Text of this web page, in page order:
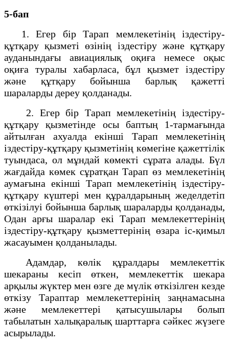
5-бап
1. Егер бір Тарап мемлекетінің іздестіру-
құтқару қызметі өзінің іздестіру және құтқару
ауданындағы авиациялық оқиға немесе оқыс
оқиға туралы хабарласа, бұл қызмет іздестіру
және құтқару бойынша барлық қажетті
шараларды дереу қолданады.
2. Егер бір Тарап мемлекетінің іздестіру-
құтқару қызметінде осы баптың 1-тармағында
айтылған ахуалда екінші Тарап мемлекетінің
іздестіру-құтқару қызметінің көмегіне қажеттілік
туындаса, ол мұндай көмекті сұрата алады. Бүл
жағдайда көмек сұратқан Тарап өз мемлекетінің
аумағына екінші Тарап мемлекетінің іздестіру-
құтқару күштері мен құралдарының жеделдетіп
өткізілуі бойынша барлық шараларды қолданады,
Одан арғы шаралар екі Тарап мемлекеттерінің
іздестіру-құтқару қызметтерінің өзара іс-қимыл
жасауымен қолданылады.
Адамдар, көлік құралдары мемлекеттік
шекараны кесіп өткен, мемлекеттік шекара
арқылы жүктер мен өзге де мүлік өткізілген кезде
өткізу Тараптар мемлекеттерінің заңнамасына
және мемлекеттері қатысушылары болып
табылатын халықаралық шарттарға сәйкес жүзеге
асырылады.